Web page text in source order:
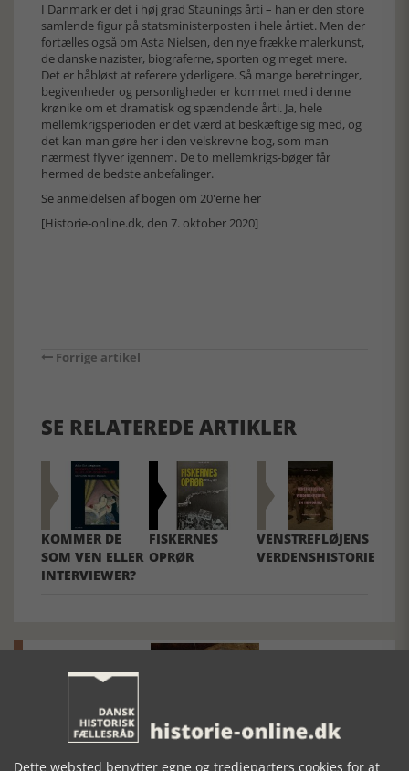
I Danmark er det i høj grad Staunings årti – han er den store
samlende figur på statsministerposten i hele årtiet. Men der
fortælles også om Asta Nielsen, den nye frække malerkunst,
de danske nazister, biograferne, sporten og meget mere.
Det er håbløst at referere yderligere. Så mange beretninger,
begivenheder og personligheder er kommet med i denne
krønike om et dramatisk og spændende årti. Ja, hele
mellemkrigsperioden er det værd at beskæftige sig med, og
det kan man gøre her i den velskrevne bog, som man
nærmest flyver igennem. De to mellemkrigs-bøger får
hermed de bedste anbefalinger.
Se anmeldelsen af bogen om 20'erne her
[Historie-online.dk, den 7. oktober 2020]
Forrige artikel
SE RELATEREDE ARTIKLER
KOMMER DE
SOM VEN ELLER
INTERVIEWER?
FISKERNES
OPRØR
VENSTREFLØJENS
VERDENSHISTORIE
Dette websted benytter egne og tredjeparters cookies for at